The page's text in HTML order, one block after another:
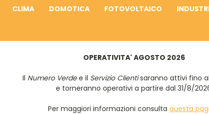
CLIMA DOMOTICA FOTOVOLTAICO
OPERATIVITA' AGOSTO 2026
Il Numero Verdee il Servizio Clientisaranno attivi fino
e torneranno operativi a partire dal 31/8/
Per maggiori informazioni consulta questa